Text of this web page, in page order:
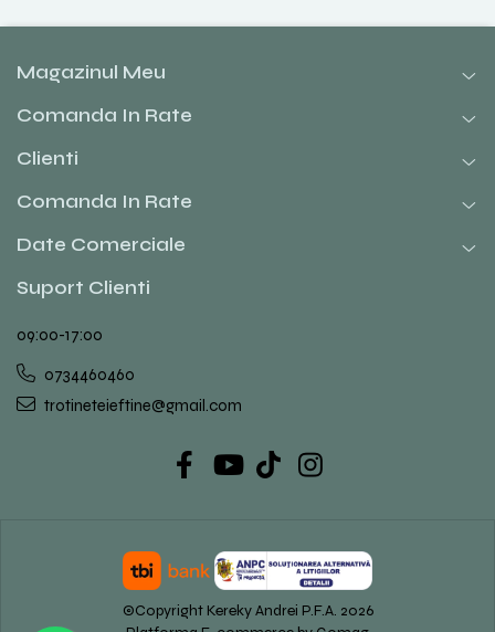
Magazinul Meu
Comanda In Rate
Clienti
Comanda In Rate
Date Comerciale
Suport Clienti
09:00-17:00
0734460460
trotineteieftine@gmail.com
©Copyright Kereky Andrei P.F.A. 2026